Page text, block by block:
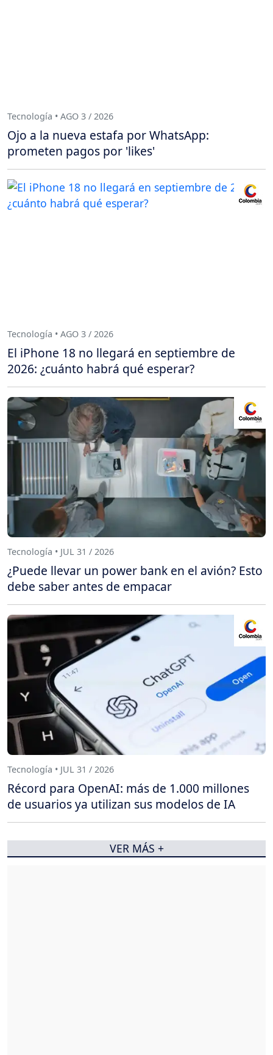
Tecnología • AGO 3 / 2026
Ojo a la nueva estafa por WhatsApp:
prometen pagos por 'likes'
Tecnología • AGO 3 / 2026
El iPhone 18 no llegará en septiembre de
2026: ¿cuánto habrá qué esperar?
Tecnología • JUL 31 / 2026
¿Puede llevar un power bank en el avión? Esto
debe saber antes de empacar
Tecnología • JUL 31 / 2026
Récord para OpenAI: más de 1.000 millones
de usuarios ya utilizan sus modelos de IA
VER MÁS +